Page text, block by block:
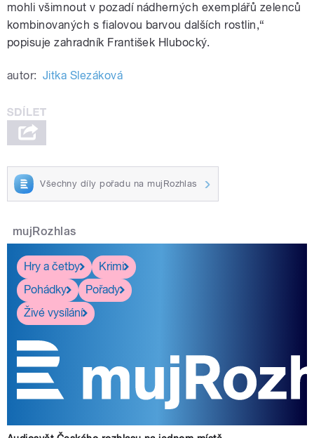
mohli všimnout v pozadí nádherných exemplářů zelenců
kombinovaných s fialovou barvou dalších rostlin,“
popisuje zahradník František Hlubocký.
autor: Jitka Slezáková
Všechny díly pořadu na mujRozhlas
mujRozhlas
Hry a četby
Krimi
Pohádky
Pořady
Živé vysílání